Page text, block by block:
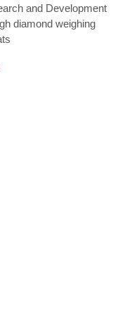
and Development
diamond weighing